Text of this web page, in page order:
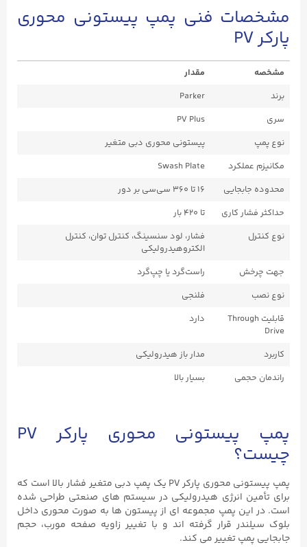
مشخصات فنی پمپ پیستونی محوری
پارکر PV
مشخصه
مقدار
برند
Parker
سری
PV Plus
نوع پمپ
پیستونی محوری دبی متغیر
مکانیزم عملکرد
Swash Plate
محدوده جابجایی
۱۶ تا ۳۶۰ سی‌سی بر دور
حداکثر فشار کاری
تا ۴۲۰ بار
نوع کنترل
فشار، لود سنسینگ، کنترل توان، کنترل
الکتروهیدرولیکی
جهت چرخش
راست‌گرد یا چپ‌گرد
نوع نصب
فلنجی
قابلیت Through
Drive
دارد
کاربرد
مدار باز هیدرولیکی
راندمان حجمی
بسیار بالا
پمپ پیستونی محوری پارکر PV
چیست؟
پمپ پیستونی محوری پارکر PV یک پمپ دبی متغیر فشار بالا است که
برای تأمین انرژی هیدرولیکی در سیستم‌ های صنعتی طراحی شده
است. در این پمپ مجموعه ‌ای از پیستون ‌ها به ‌صورت محوری داخل
بلوک سیلندر قرار گرفته ‌اند و با تغییر زاویه صفحه مورب، حجم
جابجایی پمپ تغییر می ‌کند.